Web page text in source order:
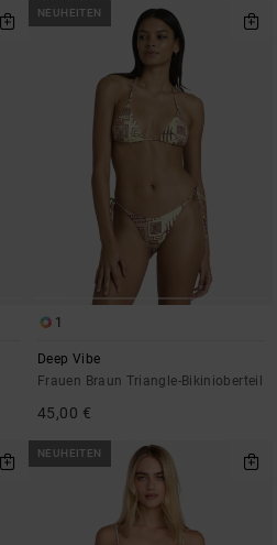
NEUHEITEN
1
Deep Vibe
Frauen Braun Triangle-Bikinioberteil
45,00 €
NEUHEITEN